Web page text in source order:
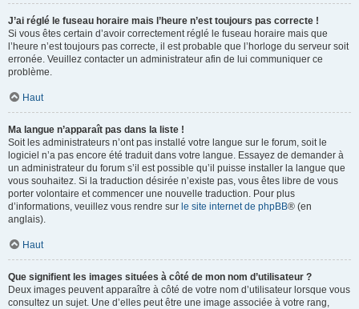
J’ai réglé le fuseau horaire mais l’heure n’est toujours pas correcte !
Si vous êtes certain d’avoir correctement réglé le fuseau horaire mais que
l’heure n’est toujours pas correcte, il est probable que l’horloge du serveur soit
erronée. Veuillez contacter un administrateur afin de lui communiquer ce
problème.
Haut
Ma langue n’apparaît pas dans la liste !
Soit les administrateurs n’ont pas installé votre langue sur le forum, soit le
logiciel n’a pas encore été traduit dans votre langue. Essayez de demander à
un administrateur du forum s’il est possible qu’il puisse installer la langue que
vous souhaitez. Si la traduction désirée n’existe pas, vous êtes libre de vous
porter volontaire et commencer une nouvelle traduction. Pour plus
d’informations, veuillez vous rendre sur le site internet de phpBB® (en
anglais).
Haut
Que signifient les images situées à côté de mon nom d’utilisateur ?
Deux images peuvent apparaître à côté de votre nom d’utilisateur lorsque vous
consultez un sujet. Une d’elles peut être une image associée à votre rang,